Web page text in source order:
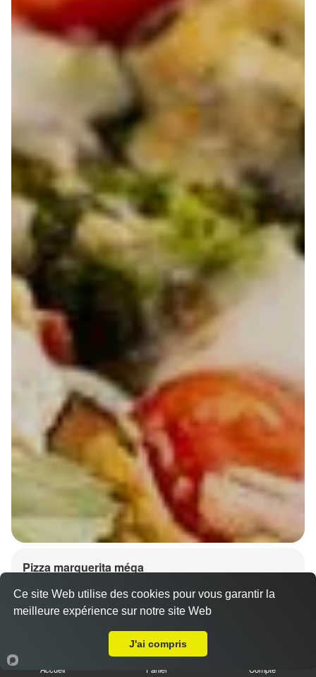
Pizza marguerita méga
Dès15.00 €
Base sauce tomate, mozzarella 100%, olives
Accueil Panier Compte
Ce site Web utilise des cookies pour vous garantir la
meilleure expérience sur notre site Web
J'ai compris